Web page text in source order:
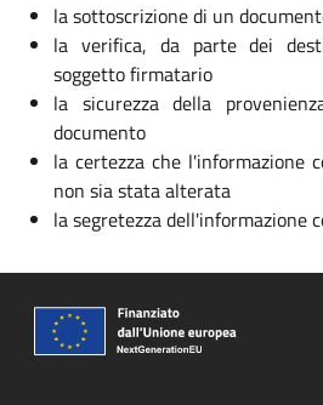
la sottoscrizione di un
la verifica, da parte dei
soggetto firmatario
la sicurezza della
documento
la certezza che l'informazione
non sia stata alterata
la segretezza dell'informazione